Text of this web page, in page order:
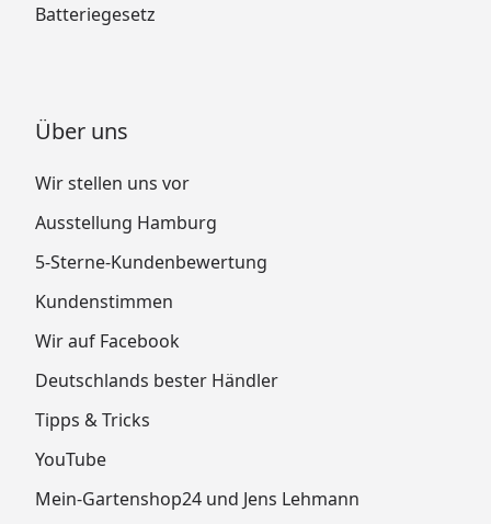
Batteriegesetz
Über uns
Wir stellen uns vor
Ausstellung Hamburg
5-Sterne-Kundenbewertung
Kundenstimmen
Wir auf Facebook
Deutschlands bester Händler
Tipps & Tricks
YouTube
Mein-Gartenshop24 und Jens Lehmann